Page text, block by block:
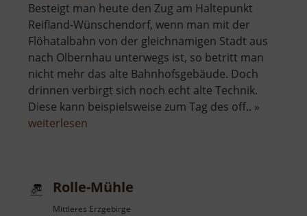
Besteigt man heute den Zug am Haltepunkt
Reifland-Wünschendorf, wenn man mit der
Flöhatalbahn von der gleichnamigen Stadt aus
nach Olbernhau unterwegs ist, so betritt man
nicht mehr das alte Bahnhofsgebäude. Doch
drinnen verbirgt sich noch echt alte Technik.
Diese kann beispielsweise zum Tag des off.. »
weiterlesen
Rolle-Mühle
Mittleres Erzgebirge